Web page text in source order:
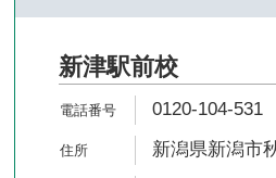
新津駅前校
0120-104-531
新潟県新潟市